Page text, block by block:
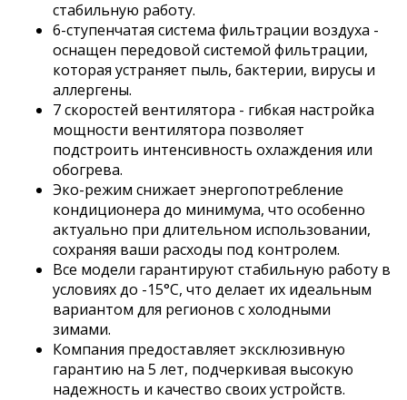
стабильную работу.
6-ступенчатая система фильтрации воздуха -
оснащен передовой системой фильтрации,
которая устраняет пыль, бактерии, вирусы и
аллергены.
7 скоростей вентилятора - гибкая настройка
мощности вентилятора позволяет
подстроить интенсивность охлаждения или
обогрева.
Эко-режим снижает энергопотребление
кондиционера до минимума, что особенно
актуально при длительном использовании,
сохраняя ваши расходы под контролем.
Все модели гарантируют стабильную работу в
условиях до -15°C, что делает их идеальным
вариантом для регионов с холодными
зимами.
Компания предоставляет эксклюзивную
гарантию на 5 лет, подчеркивая высокую
надежность и качество своих устройств.